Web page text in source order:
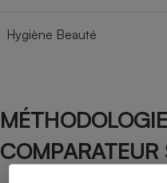
Hygiène Beauté
COMPARATEUR